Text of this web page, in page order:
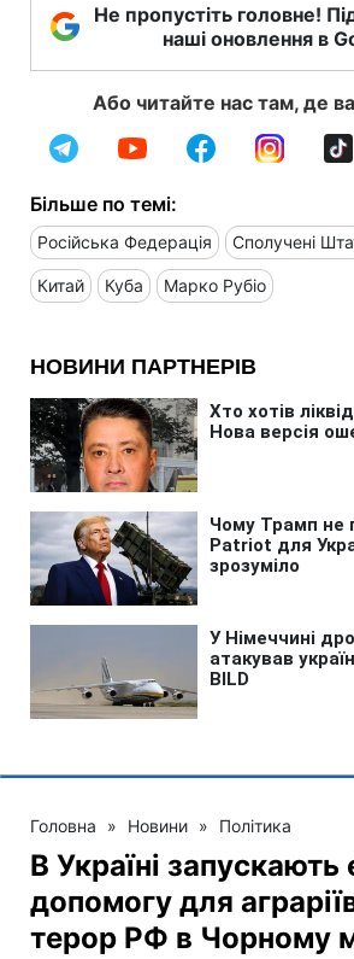
Не пропустіть головне!
наші оновлення в
Або читайте нас там, де
Більше по темі:
Російська Федерація Сполучені
Китай Куба Марко Рубіо
Головна » Новини » Політика
В Україні запускають
допомогу для
терор РФ в Чорному